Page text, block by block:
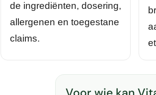
de ingrediënten, dosering,
allergenen en toegestane
claims.